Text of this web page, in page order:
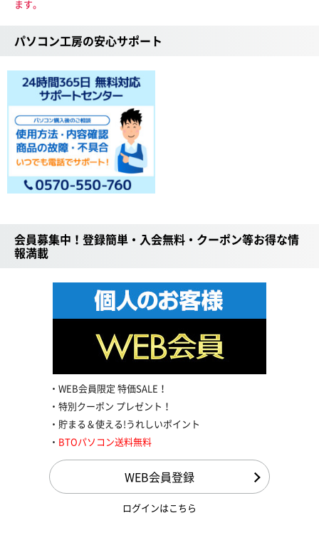
ます。
パソコン工房の安心サポート
会員募集中！登録簡単・入会無料・クーポン等お得な情
報満載
WEB会員限定 特価SALE！
特別クーポン プレゼント！
貯まる＆使える!うれしいポイント
BTOパソコン送料無料
WEB会員登録
ログインはこちら